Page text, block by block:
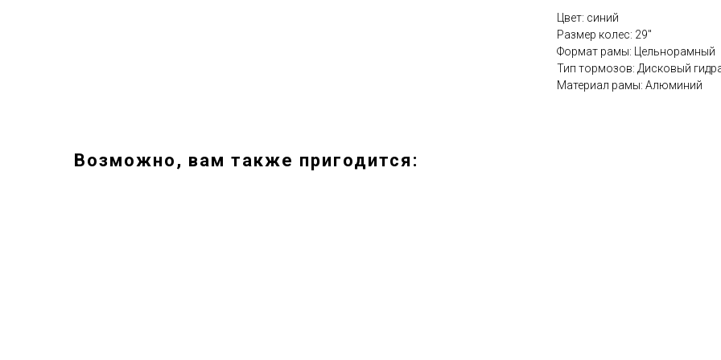
Цвет: синий
Размер колес: 29''
Формат рамы: Цельнорамный
Тип тормозов: Дисковый
Материал рамы: Алюминий
Возможно, вам также пригодится: